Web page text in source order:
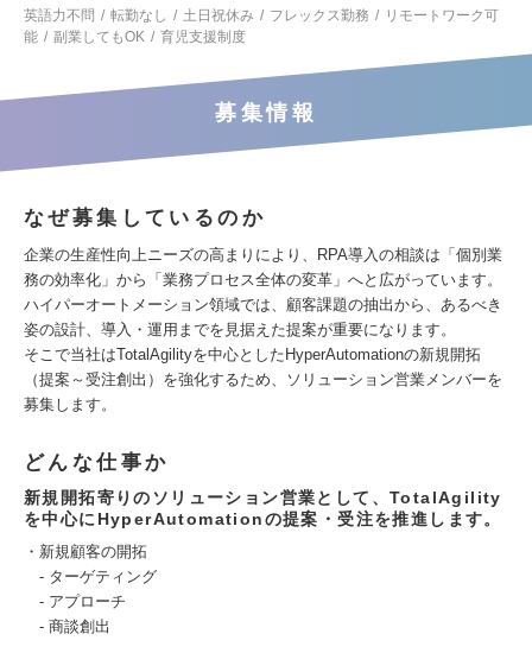
英語力不問
転勤なし 土日祝休み フレックス勤務
リモートワーク可
能
副業してもOK 育児支援制度
募集情報
なぜ募集しているのか
企業の生産性向上ニーズの高まりにより、RPA導入の相談は「個別業
務の効率化」から「業務プロセス全体の変革」へと広がっています。
ハイパーオートメーション領域では、顧客課題の抽出から、あるべき
姿の設計、導入・運用までを見据えた提案が重要になります。
そこで当社はTotalAgilityを中心としたHyperAutomationの新規開拓
（提案～受注創出）を強化するため、ソリューション営業メンバーを
募集します。
どんな仕事か
新規開拓寄りのソリューション営業として、TotalAgility
を中心にHyperAutomationの提案・受注を推進します。
・新規顧客の開拓
- ターゲティング
- アプローチ
- 商談創出